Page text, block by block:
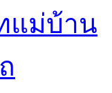
แม่บ้าน